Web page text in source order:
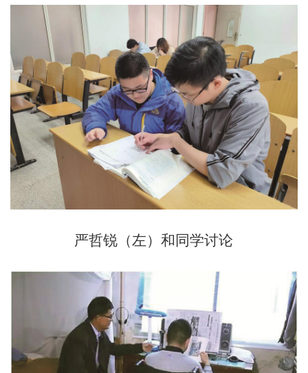
严哲锐（左）和同学讨论